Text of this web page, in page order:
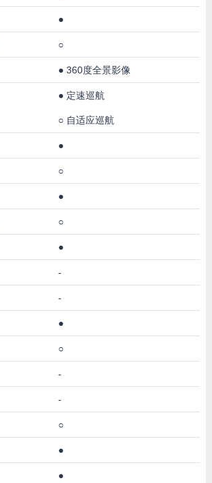
●
○
● 360度全景影像
● 定速巡航
○ 自适应巡航
●
○
●
○
●
-
-
●
○
-
-
○
●
●